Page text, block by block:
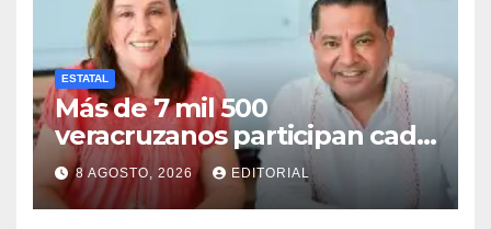
ESTATAL
Más de 7 mil 500
veracruzanos participan cada
año en programas de
movilidad laboral: STPSP
8 AGOSTO, 2026 EDITORIAL